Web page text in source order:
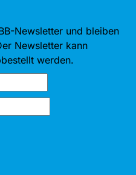
Newsletter und bleiben
Newsletter kann
werden.